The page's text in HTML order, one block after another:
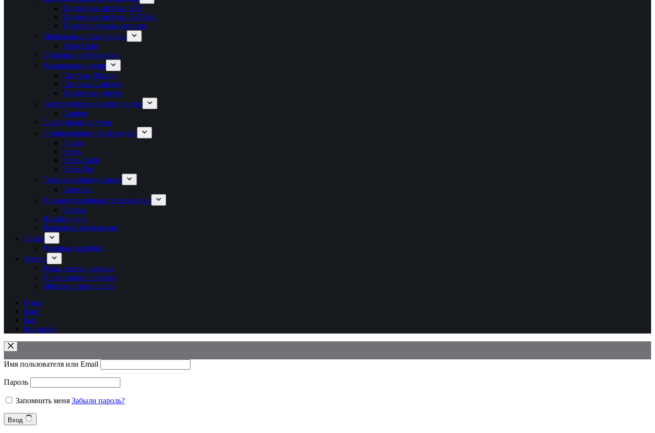
Подвесная система AIR
Подвесная система AIR Soft
Телескопическая система
Мобильные перегородки
MobyLight
Офисные перегородки
Раздвижные двери
Система Вектор
Система Слайдер
Подвесные двери
Сантехнические перегородки
Comfort
Спайдерная система
Стационарные перегородки
Forum
Status
Status Light
Status Pro
Торговое оборудование
Euroshop
Цельностеклянные перегородки
Optima
Шкафы-купе
Безрамное остекление
Двери
Дверные коробки
Услуги
Резка стекла и зеркал
Порошковая покраска
Монтаж перегородок
О нас
Блог
Faq
Контакты
Имя пользователя или Email
Пароль
Запомнить меня Забыли пароль?
Вход